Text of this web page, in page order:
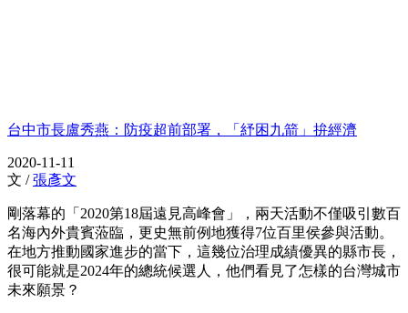
台中市長盧秀燕：防疫超前部署，「紓困九箭」拚經濟
2020-11-11
文 /張彥文
剛落幕的「2020第18屆遠見高峰會」，兩天活動不僅吸引數百
名海內外貴賓蒞臨，更史無前例地獲得7位百里侯參與活動。
在地方推動國家進步的當下，這幾位治理成績優異的縣市長，
很可能就是2024年的總統候選人，他們看見了怎樣的台灣城市
未來願景？